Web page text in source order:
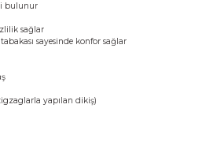
bulunur
sağlar
sayesinde konfor sağlar
yapılan dikiş)